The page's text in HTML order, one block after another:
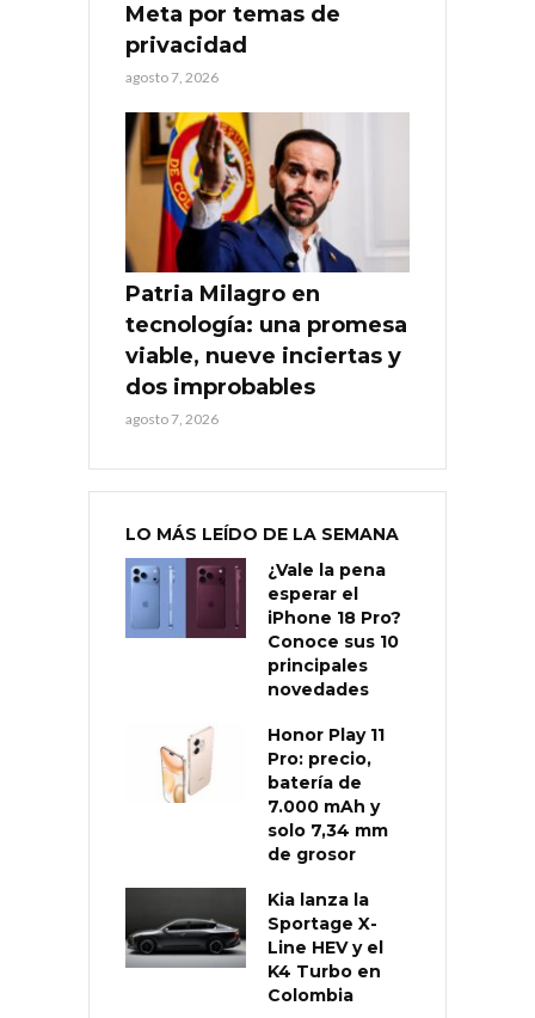
Meta por temas de
privacidad
agosto 7, 2026
Patria Milagro en
tecnología: una promesa
viable, nueve inciertas y
dos improbables
agosto 7, 2026
LO MÁS LEÍDO DE LA SEMANA
¿Vale la pena
esperar el
iPhone 18 Pro?
Conoce sus 10
principales
novedades
Honor Play 11
Pro: precio,
batería de
7.000 mAh y
solo 7,34 mm
de grosor
Kia lanza la
Sportage X-
Line HEV y el
K4 Turbo en
Colombia